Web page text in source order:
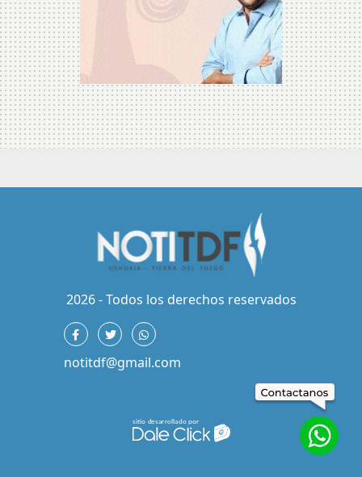
2026 - Todos los derechos reservados
notitdf@gmail.com